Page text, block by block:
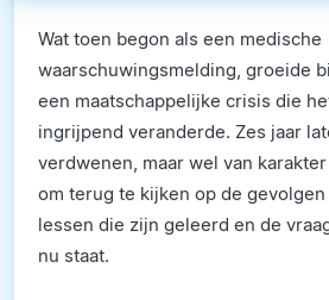
Wat toen begon als een medische
waarschuwingsmelding, groeide
een maatschappelijke crisis die
ingrijpend veranderde. Zes jaar
verdwenen, maar wel van
om terug te kijken op de
lessen die zijn geleerd en de
nu staat.